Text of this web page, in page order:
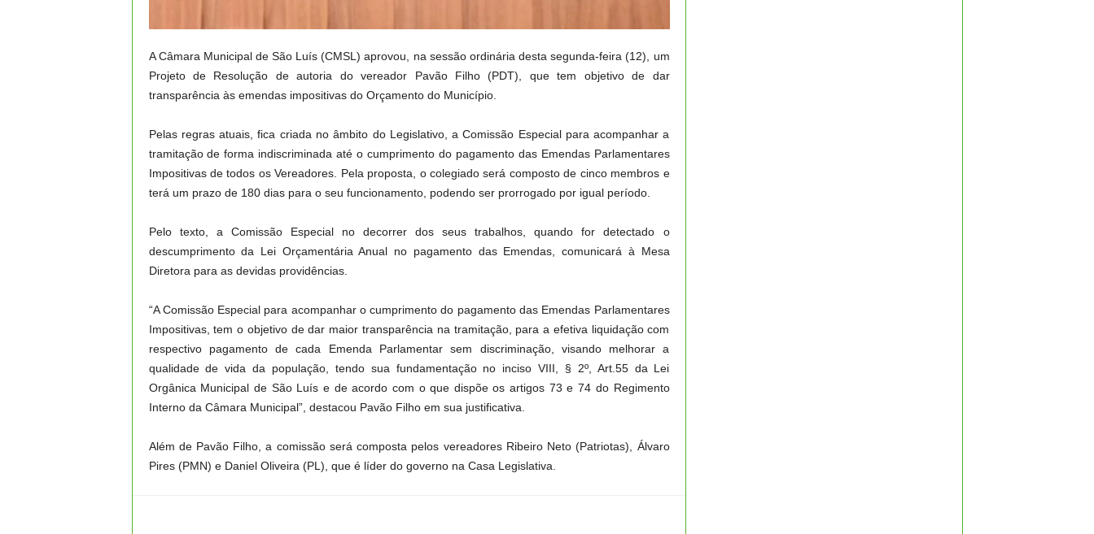
A Câmara Municipal de São Luís (CMSL) aprovou, na sessão ordinária desta segunda-feira (12), um
Projeto de Resolução de autoria do vereador Pavão Filho (PDT), que tem objetivo de dar
transparência às emendas impositivas do Orçamento do Município.
Pelas regras atuais, fica criada no âmbito do Legislativo, a Comissão Especial para acompanhar a
tramitação de forma indiscriminada até o cumprimento do pagamento das Emendas Parlamentares
Impositivas de todos os Vereadores. Pela proposta, o colegiado será composto de cinco membros e
terá um prazo de 180 dias para o seu funcionamento, podendo ser prorrogado por igual período.
Pelo texto, a Comissão Especial no decorrer dos seus trabalhos, quando for detectado o
descumprimento da Lei Orçamentária Anual no pagamento das Emendas, comunicará à Mesa
Diretora para as devidas providências.
“A Comissão Especial para acompanhar o cumprimento do pagamento das Emendas Parlamentares
Impositivas, tem o objetivo de dar maior transparência na tramitação, para a efetiva liquidação com
respectivo pagamento de cada Emenda Parlamentar sem discriminação, visando melhorar a
qualidade de vida da população, tendo sua fundamentação no inciso VIII, § 2º, Art.55 da Lei
Orgânica Municipal de São Luís e de acordo com o que dispõe os artigos 73 e 74 do Regimento
Interno da Câmara Municipal”, destacou Pavão Filho em sua justificativa.
Além de Pavão Filho, a comissão será composta pelos vereadores Ribeiro Neto (Patriotas), Álvaro
Pires (PMN) e Daniel Oliveira (PL), que é líder do governo na Casa Legislativa.